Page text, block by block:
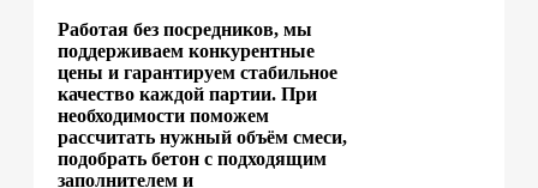
Работая без посредников, мы
поддерживаем конкурентные
цены и гарантируем стабильное
качество каждой партии. При
необходимости поможем
рассчитать нужный объём смеси,
подобрать бетон с подходящим
заполнителем и